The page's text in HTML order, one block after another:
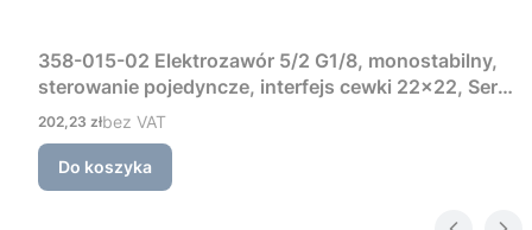
358-015-02 Elektrozawór 5/2 G1/8, monostabilny,
sterowanie pojedyncze, interfejs cewki 22×22, Seria
3 Camozzi
Cena
202,23 złbez VAT
Do koszyka